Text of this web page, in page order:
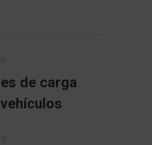
de carga